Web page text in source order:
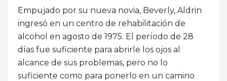
Empujado por su nueva novia, Beverly, Aldrin
ingresó en un centro de rehabilitación de
alcohol en agosto de 1975. El período de 28
días fue suficiente para abrirle los ojos al
alcance de sus problemas, pero no lo
suficiente como para ponerlo en un camino